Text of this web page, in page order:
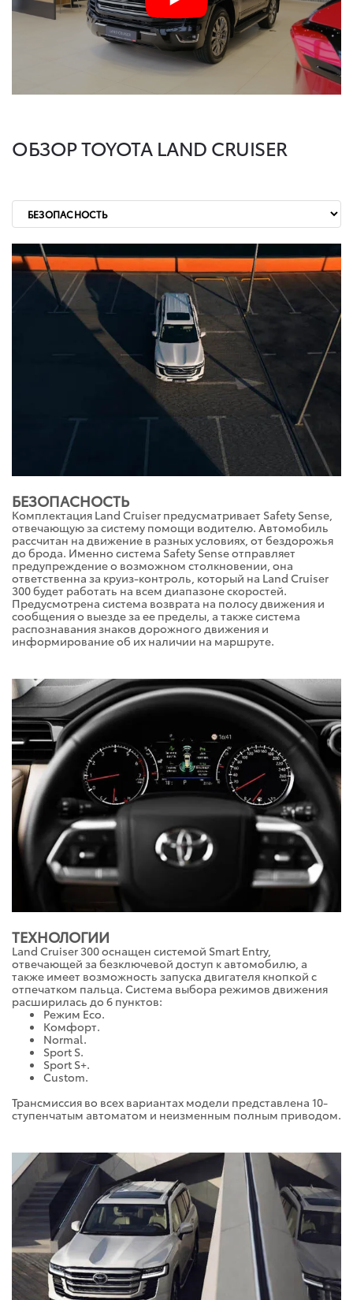
ОБЗОР TOYOTA LAND CRUISER
БЕЗОПАСНОСТЬ
Комплектация Land Cruiser предусматривает Safety Sense,
отвечающую за систему помощи водителю. Автомобиль
рассчитан на движение в разных условиях, от бездорожья
до брода. Именно система Safety Sense отправляет
предупреждение о возможном столкновении, она
ответственна за круиз-контроль, который на Land Cruiser
300 будет работать на всем диапазоне скоростей.
Предусмотрена система возврата на полосу движения и
сообщения о выезде за ее пределы, а также система
распознавания знаков дорожного движения и
информирование об их наличии на маршруте.
ТЕХНОЛОГИИ
Land Cruiser 300 оснащен системой Smart Entry,
отвечающей за безключевой доступ к автомобилю, а
также имеет возможность запуска двигателя кнопкой с
отпечатком пальца. Система выбора режимов движения
расширилась до 6 пунктов:
Режим Eco.
Комфорт.
Normal.
Sport S.
Sport S+.
Custom.
Трансмиссия во всех вариантах модели представлена 10-
ступенчатым автоматом и неизменным полным приводом.